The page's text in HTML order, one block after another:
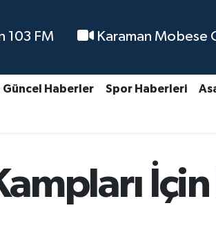
103 FM Karaman Mobese
Güncel Haberler Spor Haberleri